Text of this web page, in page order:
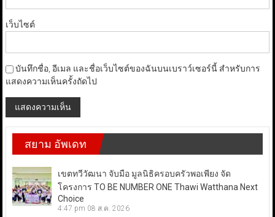
เว็บไซต์
บันทึกชื่อ, อีเมล และชื่อเว็บไซต์ของฉันบนเบราว์เซอร์นี้ สำหรับการ
แสดงความเห็นครั้งถัดไป
สยาม อัพเดท
เขตทวีวัฒนา จับมือ มูลนิธิครอบครัวพอเพียง จัด
โครงการ TO BE NUMBER ONE Thawi Watthana Next
Choice
4:47 pm 08 ส.ค. 2026